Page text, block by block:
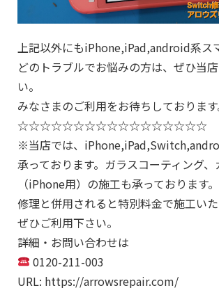
上記以外にもiPhone,iPad,android系ス
どのトラブルでお悩みの方は、ぜひ当
い。
みなさまのご利用をお待ちしております
☆☆☆☆☆☆☆☆☆☆☆☆☆☆☆☆☆
※当店では、
承っております。ガラスコーティング
（iPhone用）の施工も承っております。
修理と併用されると特別料金で施工いた
ぜひご利用下さい。
詳細・お問い合わせは
0120-211-003
URL: https://arrowsrepair.com/